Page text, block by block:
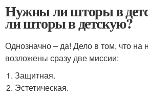
Нужны ли шторы в
ли шторы в детскую?
Однозначно – да! Дело в том, что на
возложены сразу две миссии:
Защитная.
Эстетическая.